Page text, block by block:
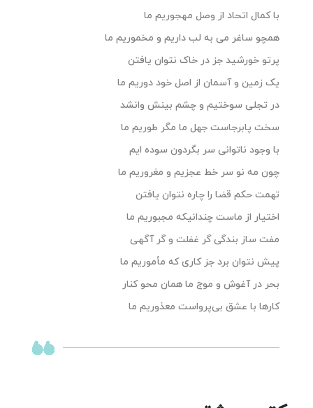
با کمال اتحاد از وصل مهجوریم ما
همچو ساغر می به لب داریم و مخموریم ما
پرتو خورشید جز در خاک نتوان یافتن
یک زمین و آسمان از اصل خود دوریم ما
در تجلی سوختیم و چشم بینش وانشد
سخت پابرجاست جهل ما مگر طوریم ما
با وجود ناتوانی سر بگردون سوده ایم
چون مه نو سر خط عجزیم و مغروریم ما
تهمت حکم قضا را چاره نتوان یافتن
اختیار از ماست چندانیکه مجبوریم ما
مفت ساز بندگی گر غفلت و گر آگهی
پیش نتوان برد جز کاری که مأموریم ما
بحر در آغوش و موج ما همان محو کنار
کارها با عشق بی‌پرواست معذوریم ما